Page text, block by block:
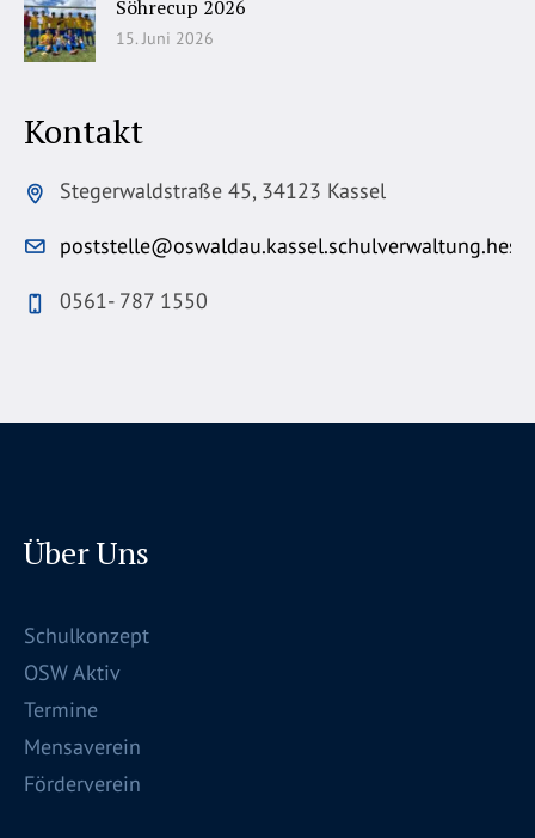
Söhrecup 2026
15. Juni 2026
Kontakt
Stegerwaldstraße 45, 34123 Kassel
0561- 787 1550
Über Uns
Schulkonzept
OSW Aktiv
Termine
Mensaverein
Förderverein